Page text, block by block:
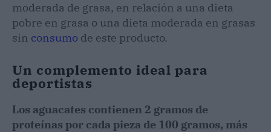
moderada de grasa, en relación a una dieta
pobre en grasa o una dieta moderada en grasas
sin consumo de este producto.
Un complemento ideal para
deportistas
Los aguacates contienen 2 gramos de
proteínas por cada pieza de 100 gramos, más